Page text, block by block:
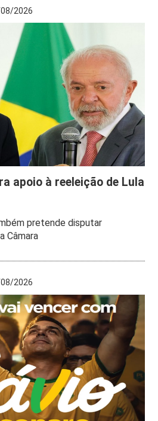
2026
apoio à reeleição de Lula
pretende disputar
Câmara
2026